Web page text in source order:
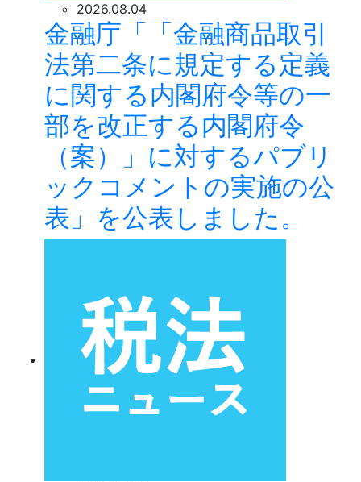
2026.08.04
金融庁「「金融商品取引
法第二条に規定する定義
に関する内閣府令等の一
部を改正する内閣府令
（案）」に対するパブリ
ックコメントの実施の公
表」を公表しました。